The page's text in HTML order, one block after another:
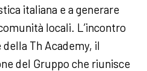
italiana e a generare
locali. L’incontro
Th Academy, il
del Gruppo che riunisce